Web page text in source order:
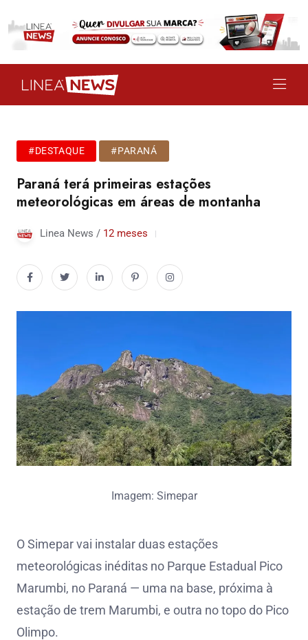
#DESTAQUE #PARANÁ
Paraná terá primeiras estações
meteorológicas em áreas de montanha
Linea News / 12 meses
Imagem: Simepar
O Simepar vai instalar duas estações
meteorológicas inéditas no Parque Estadual Pico
Marumbi, no Paraná — uma na base, próxima à
estação de trem Marumbi, e outra no topo do Pico
Olimpo.